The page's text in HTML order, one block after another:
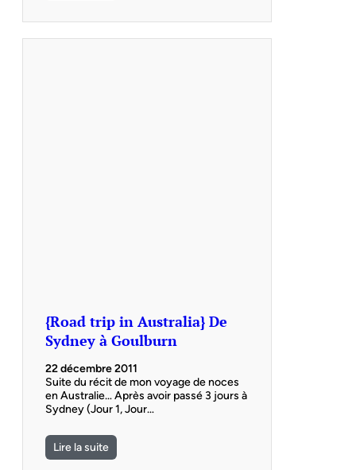
{Road trip in Australia} De
Sydney à Goulburn
22 décembre 2011
Suite du récit de mon voyage de noces
en Australie… Après avoir passé 3 jours à
Sydney (Jour 1, Jour…
Lire la suite